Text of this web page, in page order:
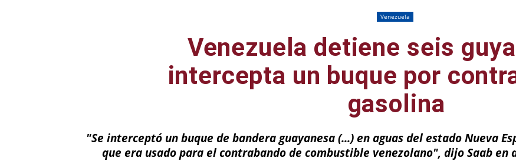
Venezuela
Venezuela detiene seis
intercepta un buque por
gasolina
"Se interceptó un buque de bandera guayanesa (...) en aguas del estado Nueva
que era usado para el contrabando de combustible venezolano", dijo Saab en